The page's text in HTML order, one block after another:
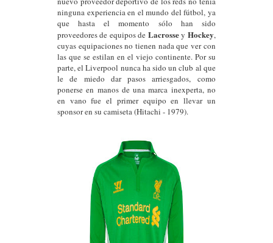
ninguna experiencia en el mundo del fútbol, ya
que hasta el momento sólo han sido
proveedores de equipos de Lacrossey Hockey,
cuyas equipaciones no tienen nada que ver con
las que se estilan en el viejo continente. Por su
parte, el Liverpool nunca ha sido un club al que
le de miedo dar pasos arriesgados, como
ponerse en manos de una marca inexperta, no
en vano fue el primer equipo en llevar un
sponsor en su camiseta (Hitachi - 1979).